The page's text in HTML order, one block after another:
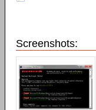
Screenshots: